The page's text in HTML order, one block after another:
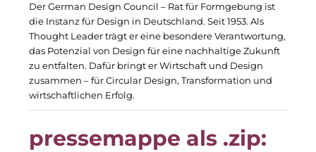
H2Global
Hallberger Kultursommer
Hausbank München
HERZOG MAX
Hotel Königshof München GmbH & Co. KG
Der German Design Council – Rat für Formgebung ist
die Instanz für Design in Deutschland. Seit 1953. Als
Thought Leader trägt er eine besondere Verantwortung,
das Potenzial von Design für eine nachhaltige Zukunft
zu entfalten. Dafür bringt er Wirtschaft und Design
zusammen – für Circular Design, Transformation und
wirtschaftlichen Erfolg.
pressemappe als .zip: